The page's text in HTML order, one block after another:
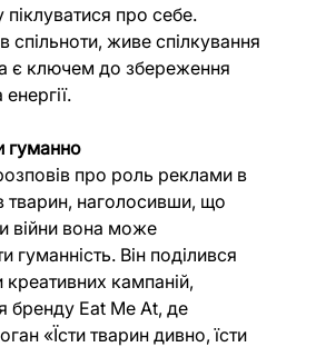
піклуватися про себе.
спільноти, живе спілкування
є ключем до збереження
гуманно
про роль реклами в
тварин, наголосивши, що
війни вона може
гуманність. Він поділився
кампаній,
бренду Eat Me At, де
«Їсти тварин дивно, їсти